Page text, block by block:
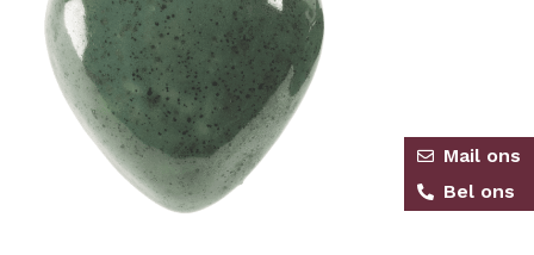
Mail ons
Bel ons